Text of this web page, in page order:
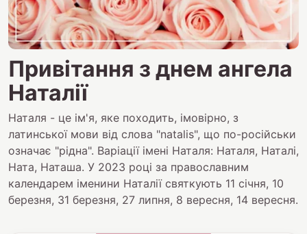
Привітання з днем ангела
Наталії
Наталя - це ім'я, яке походить, імовірно, з
латинської мови від слова "natalis", що по-російськи
означає "рідна". Варіації імені Наталя: Наталя, Наталі,
Ната, Наташа. У 2023 році за православним
календарем іменини Наталії святкують 11 січня, 10
березня, 31 березня, 27 липня, 8 вересня, 14 вересня.